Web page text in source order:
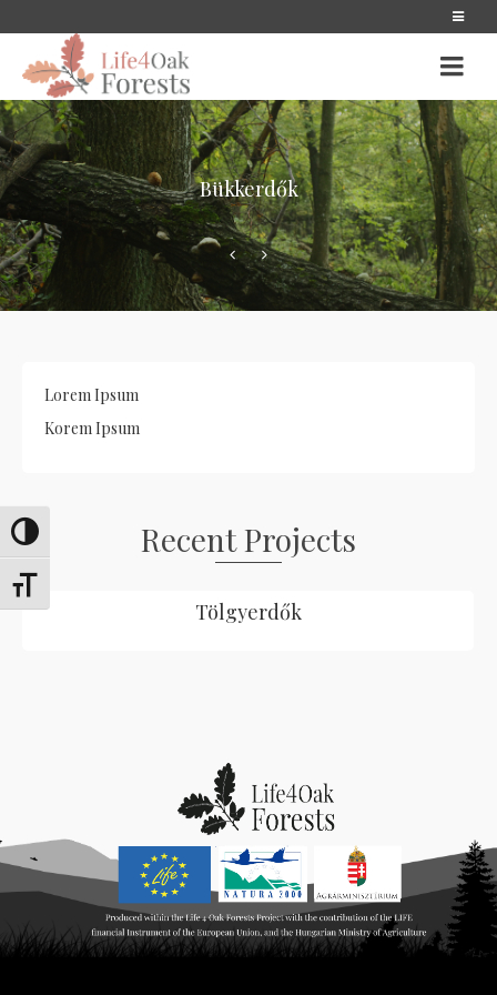
Toggle High Contrast
Toggle Font size
Bükkerdők
Lorem Ipsum
Korem Ipsum
Recent Projects
Tölgyerdők